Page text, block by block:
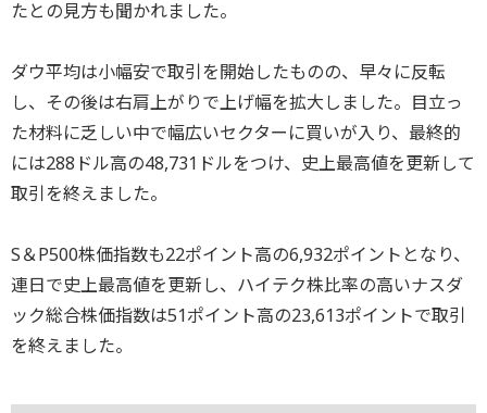
たとの見方も聞かれました。
ダウ平均は小幅安で取引を開始したものの、早々に反転
し、その後は右肩上がりで上げ幅を拡大しました。目立っ
た材料に乏しい中で幅広いセクターに買いが入り、最終的
には288ドル高の48,731ドルをつけ、史上最高値を更新して
取引を終えました。
S＆P500株価指数も22ポイント高の6,932ポイントとなり、
連日で史上最高値を更新し、ハイテク株比率の高いナスダ
ック総合株価指数は51ポイント高の23,613ポイントで取引
を終えました。